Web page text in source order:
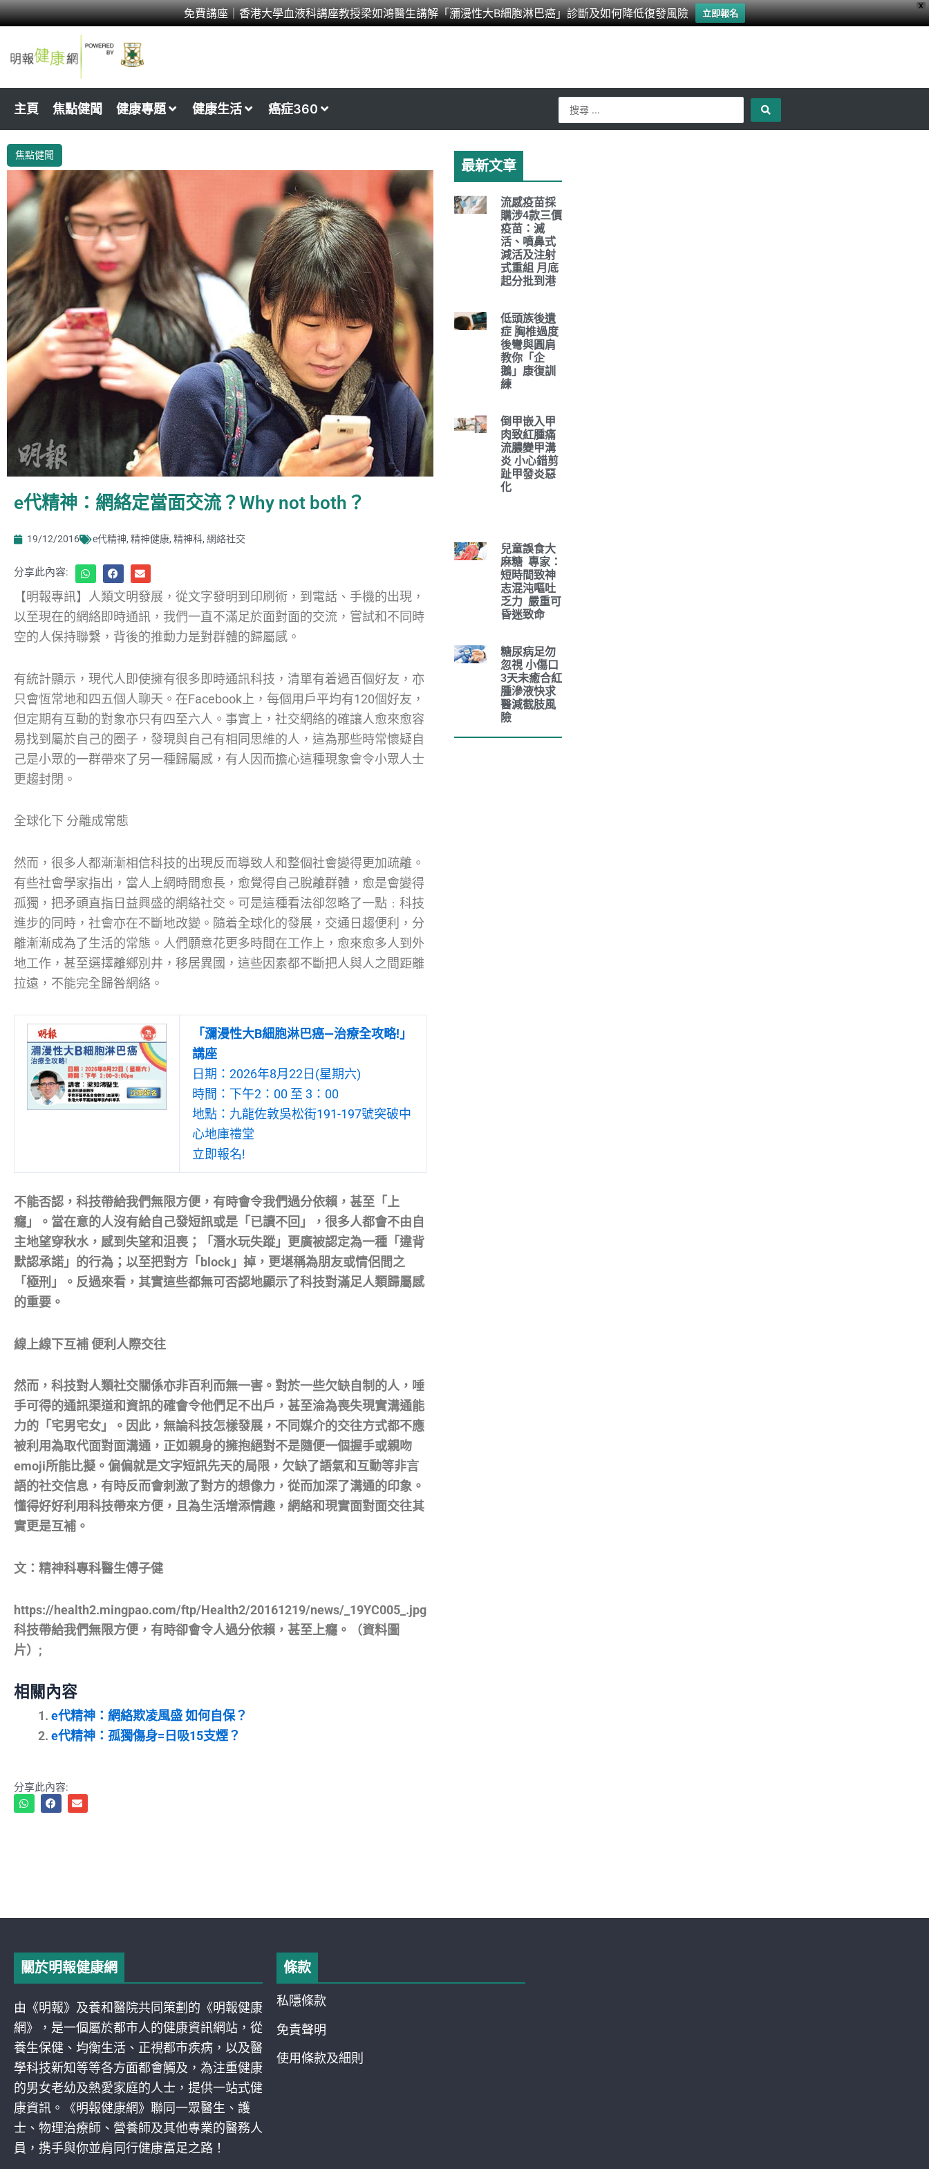
X
免費講座｜香港大學血液科講座教授梁如鴻醫生講解「瀰漫性大B細胞淋巴癌」診斷及如何降低復發風險 立即報名
Skip
to
content
主頁 焦點健聞 健康專題 健康生活 癌症360
Search
...
焦點健聞
e代精神：網絡定當面交流？Why not both？
19/12/2016 e代精神, 精神健康, 精神科, 網絡社交
分享此內容:
【明報專訊】人類文明發展，從文字發明到印刷術，到電話、手機的出現，
以至現在的網絡即時通訊，我們一直不滿足於面對面的交流，嘗試和不同時
空的人保持聯繫，背後的推動力是對群體的歸屬感。
有統計顯示，現代人即使擁有很多即時通訊科技，清單有着過百個好友，亦
只會恆常地和四五個人聊天。在Facebook上，每個用戶平均有120個好友，
但定期有互動的對象亦只有四至六人。事實上，社交網絡的確讓人愈來愈容
易找到屬於自己的圈子，發現與自己有相同思維的人，這為那些時常懷疑自
己是小眾的一群帶來了另一種歸屬感，有人因而擔心這種現象會令小眾人士
更趨封閉。
全球化下 分離成常態
然而，很多人都漸漸相信科技的出現反而導致人和整個社會變得更加疏離。
有些社會學家指出，當人上網時間愈長，愈覺得自己脫離群體，愈是會變得
孤獨，把矛頭直指日益興盛的網絡社交。可是這種看法卻忽略了一點﹕科技
進步的同時，社會亦在不斷地改變。隨着全球化的發展，交通日趨便利，分
離漸漸成為了生活的常態。人們願意花更多時間在工作上，愈來愈多人到外
地工作，甚至選擇離鄉別井，移居異國，這些因素都不斷把人與人之間距離
拉遠，不能完全歸咎網絡。
「瀰漫性大B細胞淋巴癌—治療全攻略!」
講座
日期：2026年8月22日(星期六)
時間：下午2：00 至 3：00
地點：九龍佐敦吳松街191-197號突破中
心地庫禮堂
立即報名!
不能否認，科技帶給我們無限方便，有時會令我們過分依賴，甚至「上
癮」。當在意的人沒有給自己發短訊或是「已讀不回」，很多人都會不由自
主地望穿秋水，感到失望和沮喪；「潛水玩失蹤」更廣被認定為一種「違背
默認承諾」的行為；以至把對方「block」掉，更堪稱為朋友或情侶間之
「極刑」。反過來看，其實這些都無可否認地顯示了科技對滿足人類歸屬感
的重要。
線上線下互補 便利人際交往
然而，科技對人類社交關係亦非百利而無一害。對於一些欠缺自制的人，唾
手可得的通訊渠道和資訊的確會令他們足不出戶，甚至淪為喪失現實溝通能
力的「宅男宅女」。因此，無論科技怎樣發展，不同媒介的交往方式都不應
被利用為取代面對面溝通，正如親身的擁抱絕對不是隨便一個握手或親吻
emoji所能比擬。偏偏就是文字短訊先天的局限，欠缺了語氣和互動等非言
語的社交信息，有時反而會刺激了對方的想像力，從而加深了溝通的印象。
懂得好好利用科技帶來方便，且為生活增添情趣，網絡和現實面對面交往其
實更是互補。
文：精神科專科醫生傅子健
https://health2.mingpao.com/ftp/Health2/20161219/news/_19YC005_.jpg
科技帶給我們無限方便，有時卻會令人過分依賴，甚至上癮。（資料圖
片）;
相關內容
e代精神：網絡欺凌風盛 如何自保？
e代精神：孤獨傷身=日吸15支煙？
分享此內容:
最新文章
流感疫苗採
購涉4款三價
疫苗：滅
活、噴鼻式
減活及注射
式重組 月底
起分批到港
低頭族後遺
症 胸椎過度
後彎與圓肩
教你「企
鵝」康復訓
練
倒甲嵌入甲
肉致紅腫痛
流膿變甲溝
炎 小心錯剪
趾甲發炎惡
化
兒童誤食大
麻糖 專家：
短時間致神
志混沌嘔吐
乏力 嚴重可
昏迷致命
糖尿病足勿
忽視 小傷口
3天未癒合紅
腫滲液快求
醫減截肢風
險
關於明報健康網
由《明報》及養和醫院共同策劃的《明報健康
網》，是一個屬於都巿人的健康資訊網站，從
養生保健、均衡生活、正視都巿疾病，以及醫
學科技新知等等各方面都會觸及，為注重健康
的男女老幼及熱愛家庭的人士，提供一站式健
康資訊。《明報健康網》聯同一眾醫生、護
士、物理治療師、營養師及其他專業的醫務人
員，携手與你並肩同行健康富足之路！
條款
私隱條款
免責聲明
使用條款及細則